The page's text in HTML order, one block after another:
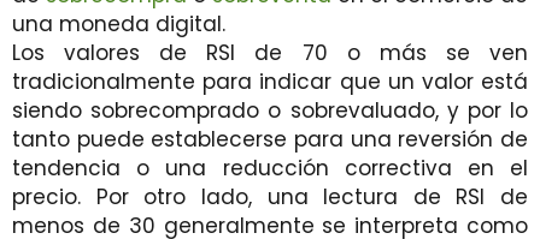
una moneda digital.
Los valores de RSI de 70 o más se ven
tradicionalmente para indicar que un valor está
siendo sobrecomprado o sobrevaluado, y por lo
tanto puede establecerse para una reversión de
tendencia o una reducción correctiva en el
precio. Por otro lado, una lectura de RSI de
menos de 30 generalmente se interpreta como